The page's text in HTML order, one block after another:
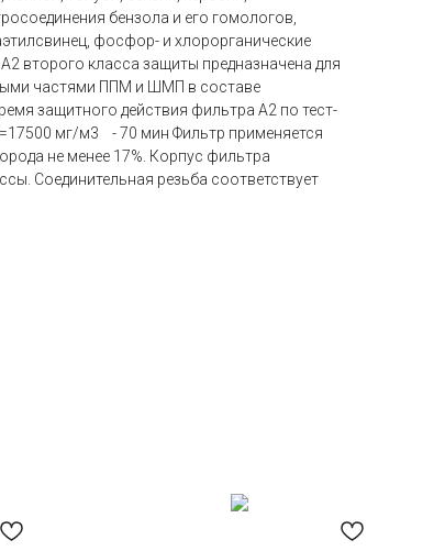
бензола и его гомологов,
фосфор- и хлорорганические
второго класса защиты предназначена для
частями ППМ и ШМП в составе
защитного действия фильтра A2 по тест-
мг/м3 - 70 мин Фильтр применяется
не менее 17%. Корпус фильтра
Соединительная резьба соответствует